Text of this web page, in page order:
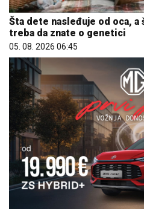
Šta dete nasleđuje od oca, a
treba da znate o genetici
05. 08. 2026 06:45